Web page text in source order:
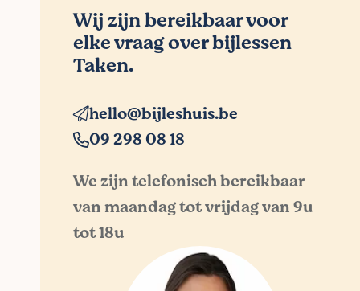
Wij zijn bereikbaar voor
elke vraag over bijlessen
Taken.
hello@bijleshuis.be
09 298 08 18
We zijn telefonisch bereikbaar
van maandag tot vrijdag van 9u
tot 18u